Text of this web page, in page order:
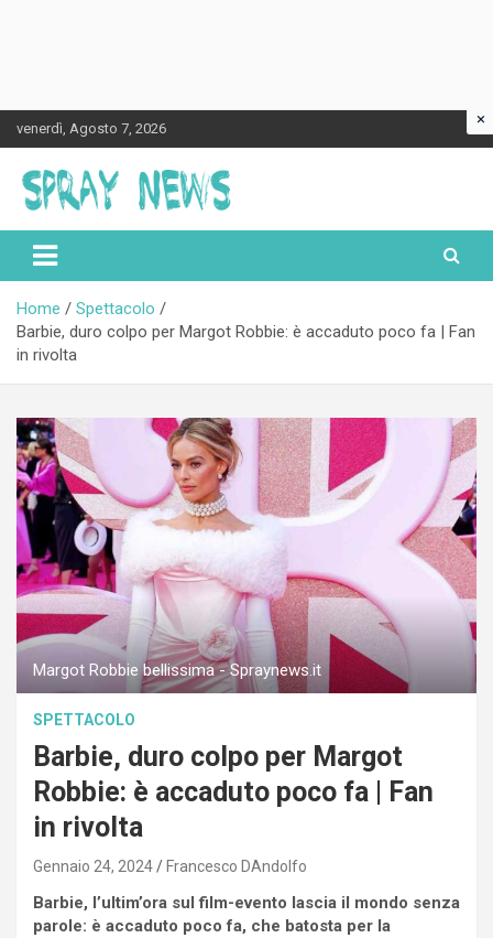
to
content
venerdì, Agosto 7, 2026
Spraynews.it
Home
Spettacolo
Barbie, duro colpo per Margot Robbie: è accaduto poco fa | Fan
in rivolta
Margot Robbie bellissima - Spraynews.it
SPETTACOLO
Barbie, duro colpo per Margot
Robbie: è accaduto poco fa | Fan
in rivolta
Gennaio 24, 2024 Francesco DAndolfo
Barbie, l’ultim’ora sul film-evento lascia il mondo senza
parole: è accaduto poco fa, che batosta per la
×